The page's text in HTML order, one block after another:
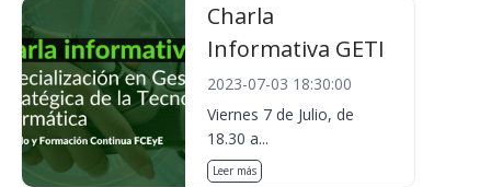
Charla
Informativa GETI
2023-07-03 18:30:00
Viernes 7 de Julio, de
18.30 a...
Leer más